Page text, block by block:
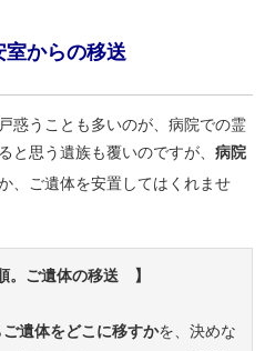
室からの移送
惑うことも多いのが、病院での霊
と思う遺族も覆いのですが、病院
、ご遺体を安置してはくれませ
。ご遺体の移送 】
ご遺体をどこに移すかを、決めな